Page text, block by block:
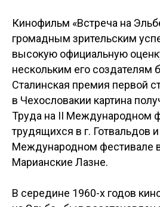
Кинофильм «Встреча на
громадным зрительским
высокую официальную
нескольким его создателям
Сталинская премия первой
в Чехословакии картина
Труда на II Международном
трудящихся в г. Готвальдов
Международном фестивале
Марианские Лазне.
В середине 1960-х годов